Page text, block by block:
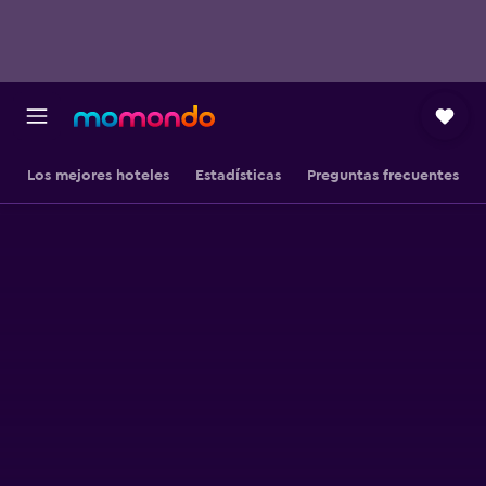
Los mejores hoteles Estadísticas Preguntas frecuentes